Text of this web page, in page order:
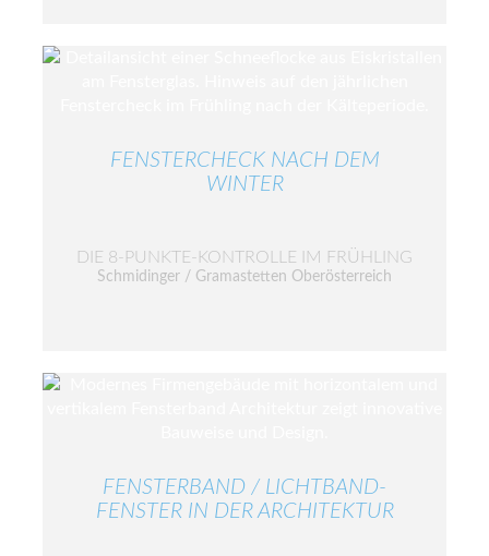
FENSTERCHECK NACH DEM
WINTER
DIE 8-PUNKTE-KONTROLLE IM FRÜHLING
Schmidinger / Gramastetten Oberösterreich
FENSTERBAND / LICHTBAND-
FENSTER IN DER ARCHITEKTUR